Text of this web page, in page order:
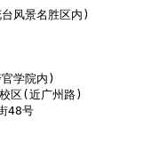
风景名胜区内)
学院内)
区(近广州路)
48号